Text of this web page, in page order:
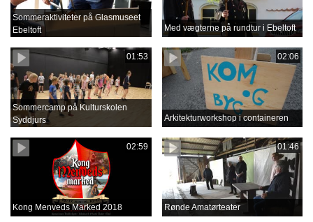
Sommeraktiviteter på Glasmuseet
Ebeltoft
Med vægterne på rundtur i Ebeltoft
01:53
Sommercamp på Kulturskolen
Syddjurs
02:06
Arkitekturworkshop i containeren
02:59
Kong Menveds Marked 2018
01:46
Rønde Amatørteater